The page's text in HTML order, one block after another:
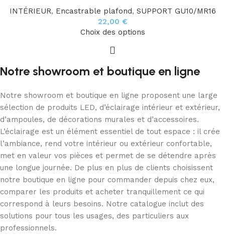
INTÉRIEUR, Encastrable plafond, SUPPORT GU10/MR16
22,00 €
Choix des options
Notre showroom et boutique en ligne
Notre showroom et boutique en ligne proposent une large
sélection de produits LED, d’éclairage intérieur et extérieur,
d’ampoules, de décorations murales et d’accessoires.
L’éclairage est un élément essentiel de tout espace : il crée
l’ambiance, rend votre intérieur ou extérieur confortable,
met en valeur vos pièces et permet de se détendre après
une longue journée. De plus en plus de clients choisissent
notre boutique en ligne pour commander depuis chez eux,
comparer les produits et acheter tranquillement ce qui
correspond à leurs besoins. Notre catalogue inclut des
solutions pour tous les usages, des particuliers aux
professionnels.